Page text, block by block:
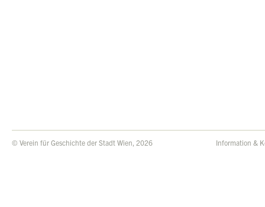
© Verein für Geschichte der Stadt Wien, 2026 Information &